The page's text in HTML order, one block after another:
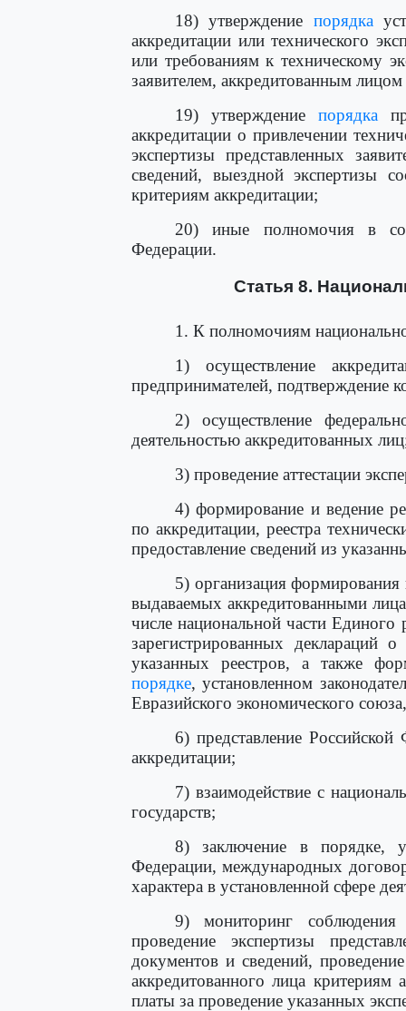
18) утверждение порядка
аккредитации или технического
или требованиям к техническому
заявителем, аккредитованным
19) утверждение порядка
аккредитации о привлечении
экспертизы представленных
сведений, выездной экспертизы
критериям аккредитации;
20) иные полномочия в
Федерации.
Статья 8.
1. К полномочиям
1) осуществление
предпринимателей, подтверждение
2) осуществление
деятельностью аккредитованных
3) проведение аттестации
4) формирование и ведение
по аккредитации, реестра
предоставление сведений из
5) организация формирования
выдаваемых аккредитованными
числе национальной части Единого
зарегистрированных деклараций
указанных реестров, а также
порядке, установленном
Евразийского экономического
6) представление
аккредитации;
7) взаимодействие с
государств;
8) заключение в порядке,
Федерации, международных
характера в установленной сфере
9) мониторинг соблюдения
проведение экспертизы
документов и сведений,
аккредитованного лица критериям
платы за проведение указанных